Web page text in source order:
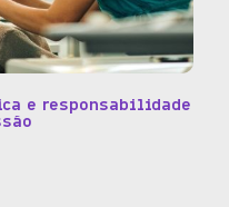
e responsabilidade